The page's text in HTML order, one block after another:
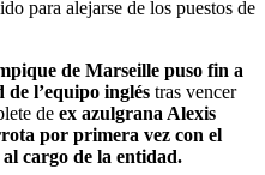
para alejarse de los puestos de
de Marseille puso fin a
l’equipo inglés tras vencer
de ex azulgrana Alexis
por primera vez con el
al cargo de la entidad.